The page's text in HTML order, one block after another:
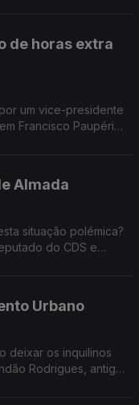
de horas extra
um vice-presidente
Francisco Paupério,
Almada
situação polémica?
do CDS e
Urbano
deixar os inquilinos
Rodrigues, antigo